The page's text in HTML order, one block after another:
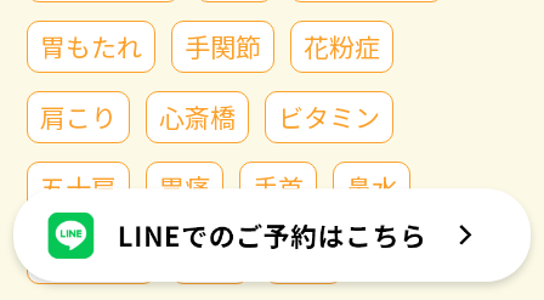
胃もたれ
手関節
花粉症
肩こり
心斎橋
ビタミン
五十肩
胃痛 手首
鼻水
ホルモン
整体 膝痛